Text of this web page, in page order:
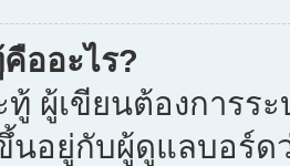
ออะไร?
ผู้เขียนต้องการร
นอยู่กับผู้ดูแลบอร์ด